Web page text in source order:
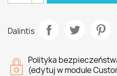
Dalintis
Polityka
(edytuj w module